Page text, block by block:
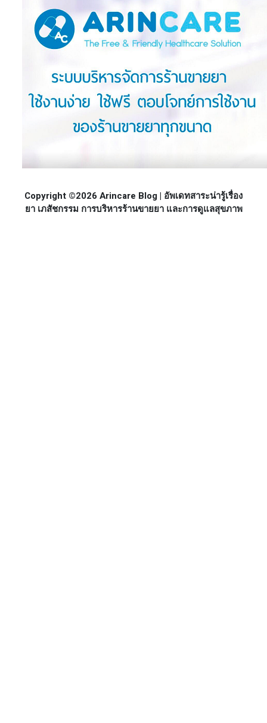
Copyright ©2026 Arincare Blog | อัพเดทสาระน่ารู้เรื่อง
ยา เภสัชกรรม การบริหารร้านขายยา และการดูแลสุขภาพ